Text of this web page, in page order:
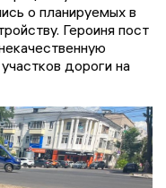
о планируемых в
Героиня пост
дороги на